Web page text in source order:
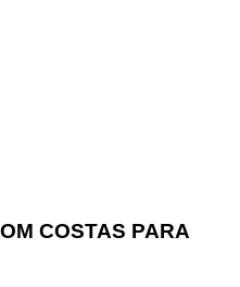
COSTAS PARA